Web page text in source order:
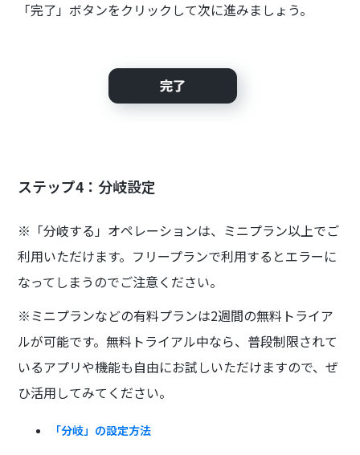
「完了」ボタンをクリックして次に進みましょう。
ステップ4：分岐設定
※「分岐する」オペレーションは、ミニプラン以上でご
利用いただけます。フリープランで利用するとエラーに
なってしまうのでご注意ください。
※ミニプランなどの有料プランは2週間の無料トライア
ルが可能です。無料トライアル中なら、普段制限されて
いるアプリや機能も自由にお試しいただけますので、ぜ
ひ活用してみてください。
「分岐」の設定方法